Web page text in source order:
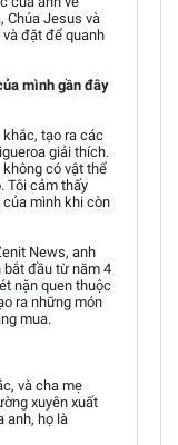
Chúa Jesus và
đặt để quanh
mình gần đây
tạo ra các
giải thích.
có vật thể
Tôi cảm thấy
mình khi còn
News, anh
đầu từ năm 4
nặn quen thuộc
ra những món
mua.
và cha mẹ
xuyên xuất
anh, họ là